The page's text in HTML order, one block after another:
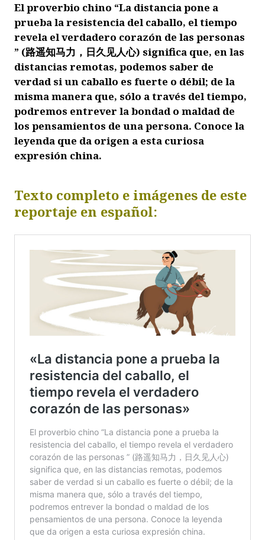
El proverbio chino “La distancia pone a
prueba la resistencia del caballo, el tiempo
revela el verdadero corazón de las personas
” (路遥知马力，日久见人心) significa que, en las
distancias remotas, podemos saber de
verdad si un caballo es fuerte o débil; de la
misma manera que, sólo a través del tiempo,
podremos entrever la bondad o maldad de
los pensamientos de una persona. Conoce la
leyenda que da origen a esta curiosa
expresión china.
Texto completo e imágenes de este
reportaje en español: